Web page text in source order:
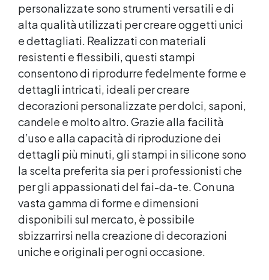
personalizzate sono strumenti versatili e di
alta qualità utilizzati per creare oggetti unici
e dettagliati. Realizzati con materiali
resistenti e flessibili, questi stampi
consentono di riprodurre fedelmente forme e
dettagli intricati, ideali per creare
decorazioni personalizzate per dolci, saponi,
candele e molto altro. Grazie alla facilità
d’uso e alla capacità di riproduzione dei
dettagli più minuti, gli stampi in silicone sono
la scelta preferita sia per i professionisti che
per gli appassionati del fai-da-te. Con una
vasta gamma di forme e dimensioni
disponibili sul mercato, è possibile
sbizzarrirsi nella creazione di decorazioni
uniche e originali per ogni occasione.